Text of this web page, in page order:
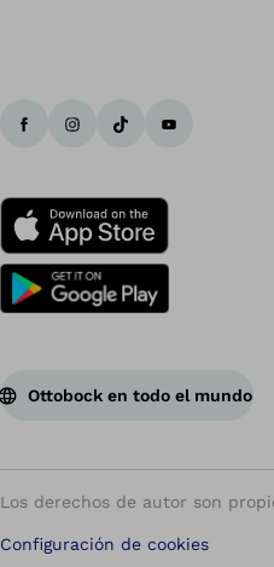
Ottobock en todo el mundo
Los derechos de autor son
Configuración de cookies